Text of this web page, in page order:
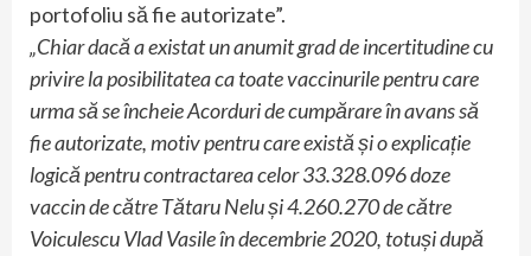
portofoliu să fie autorizate”.
„Chiar dacă a existat un anumit grad de incertitudine cu
privire la posibilitatea ca toate vaccinurile pentru care
urma să se încheie Acorduri de cumpărare în avans să
fie autorizate, motiv pentru care există și o explicație
logică pentru contractarea celor 33.328.096 doze
vaccin de către Tătaru Nelu și 4.260.270 de către
Voiculescu Vlad Vasile în decembrie 2020, totuși după